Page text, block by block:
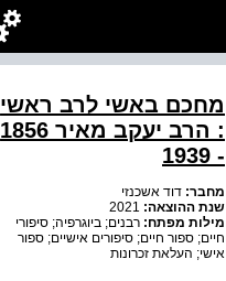
מחכם באשי לרב ראשי
: הרב יעקב מאיר 1856
- 1939
מחבר: דוד אשכנזי
שנת ההוצאה:
מילות מפתח: רבנים; ביוגרפיה; סיפורי
חיים; ספור חיים; סיפורים אישיים; ספור
אישי; העלאת זכרונות